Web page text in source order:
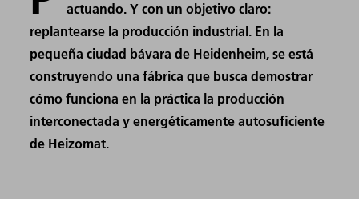
actuando. Y con un objetivo claro:
replantearse la producción industrial. En la
pequeña ciudad bávara de Heidenheim, se está
construyendo una fábrica que busca demostrar
cómo funciona en la práctica la producción
interconectada y energéticamente autosuficiente
de Heizomat.